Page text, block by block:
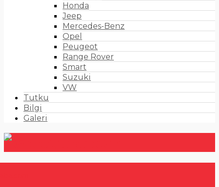
Honda
Jeep
Mercedes-Benz
Opel
Peugeot
Range Rover
Smart
Suzuki
VW
Tutku
Bilgi
Galeri